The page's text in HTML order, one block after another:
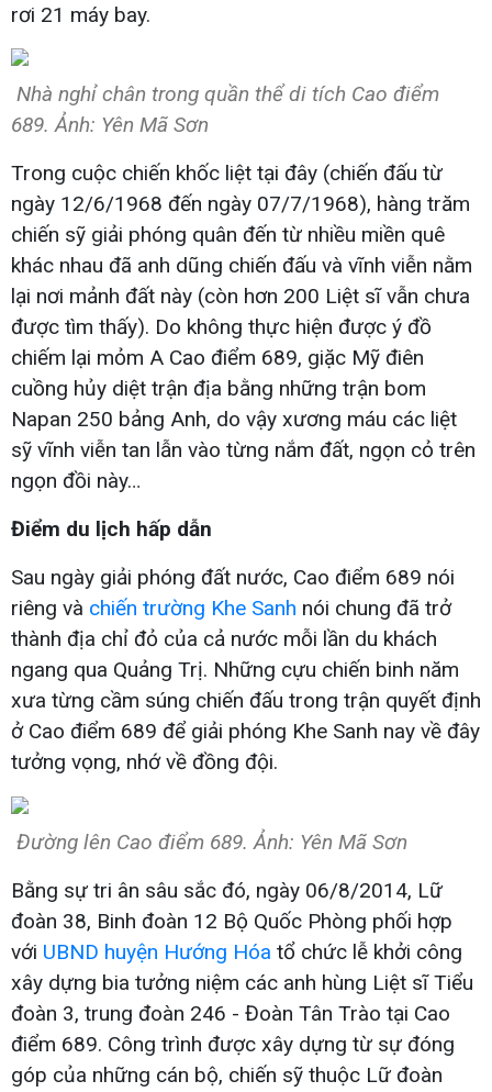
rơi 21 máy bay.
Nhà nghỉ chân trong quần thể di tích Cao điểm
689. Ảnh: Yên Mã Sơn
Trong cuộc chiến khốc liệt tại đây (chiến đấu từ
ngày 12/6/1968 đến ngày 07/7/1968), hàng trăm
chiến sỹ giải phóng quân đến từ nhiều miền quê
khác nhau đã anh dũng chiến đấu và vĩnh viễn nằm
lại nơi mảnh đất này (còn hơn 200 Liệt sĩ vẫn chưa
được tìm thấy). Do không thực hiện được ý đồ
chiếm lại mỏm A Cao điểm 689, giặc Mỹ điên
cuồng hủy diệt trận địa bằng những trận bom
Napan 250 bảng Anh, do vậy xương máu các liệt
sỹ vĩnh viễn tan lẫn vào từng nắm đất, ngọn cỏ trên
ngọn đồi này…
Điểm du lịch hấp dẫn
Sau ngày giải phóng đất nước, Cao điểm 689 nói
riêng và chiến trường Khe Sanh nói chung đã trở
thành địa chỉ đỏ của cả nước mỗi lần du khách
ngang qua Quảng Trị. Những cựu chiến binh năm
xưa từng cầm súng chiến đấu trong trận quyết định
ở Cao điểm 689 để giải phóng Khe Sanh nay về đây
tưởng vọng, nhớ về đồng đội.
Đường lên Cao điểm 689. Ảnh: Yên Mã Sơn
Bằng sự tri ân sâu sắc đó, ngày 06/8/2014, Lữ
đoàn 38, Binh đoàn 12 Bộ Quốc Phòng phối hợp
với UBND huyện Hướng Hóa tổ chức lễ khởi công
xây dựng bia tưởng niệm các anh hùng Liệt sĩ Tiểu
đoàn 3, trung đoàn 246 - Đoàn Tân Trào tại Cao
điểm 689. Công trình được xây dựng từ sự đóng
góp của những cán bộ, chiến sỹ thuộc Lữ đoàn